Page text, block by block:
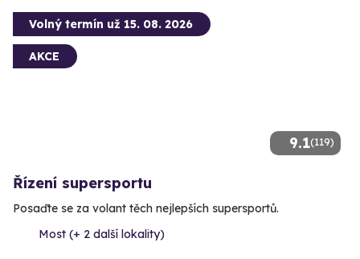
9.1(119)
Volný termín už 15. 08. 2026
AKCE
Řízení supersportu
Posaďte se za volant těch nejlepších supersportů.
Most (+ 2 další lokality)